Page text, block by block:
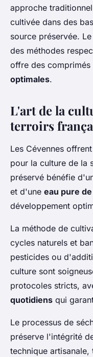
approche
cultivée dans des
source préservée.
des méthodes
offre des comprimés
optimales.
L'art de la
terroirs
Les Cévennes
pour la culture de la
préservé bénéfie
et d'une eau pure
développement
La méthode de
cycles naturels et
pesticides ou
culture sont
protocoles stricts,
quotidiens qui
Le processus de
préserve l'intégrité
technique